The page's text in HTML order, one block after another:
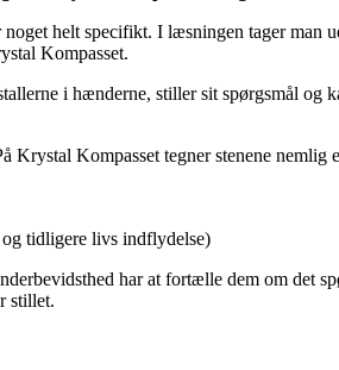
helt specifikt. I læsningen tager man
Kompasset.
i hænderne, stiller sit spørgsmål
Kompasset tegner stenene nemlig
tidligere livs indflydelse)
har at fortælle dem om
stillet.